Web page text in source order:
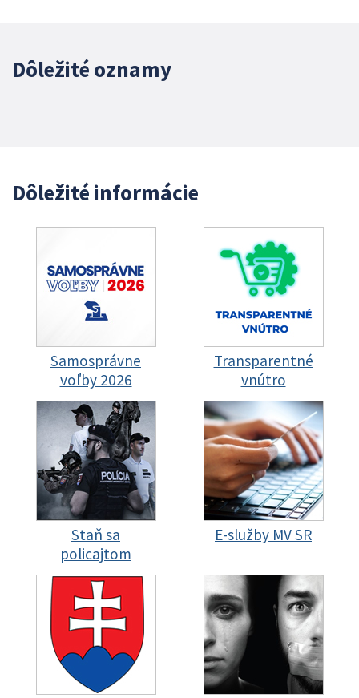
Dôležité oznamy
Dôležité informácie
Samosprávne
voľby 2026
Transparentné
vnútro
Staň sa
policajtom
E-služby MV SR